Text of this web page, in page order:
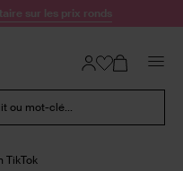
sur les prix ronds
ou mot-clé...
TikTok